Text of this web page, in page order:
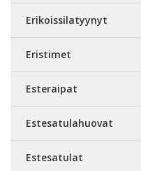
Erikoissilatyynyt
Eristimet
Esteraipat
Estesatulahuovat
Estesatulat